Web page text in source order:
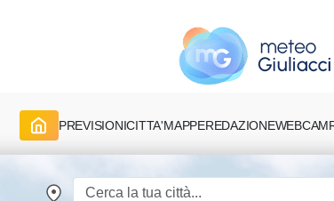
PREVISIONICITTA'MAPPEREDAZIONEWEBCAM